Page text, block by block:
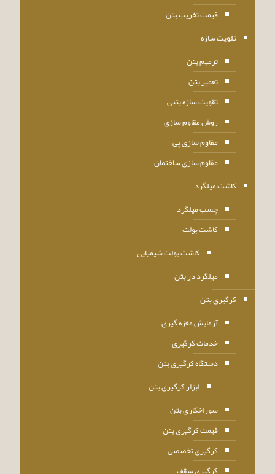
قیمت تخریب بتن
تقویت سازه
ترمیم بتن
تعمیر بتن
تقویت سازه بتنی
روش مقاوم سازی
مقاوم سازی پی
مقاوم سازی ساختمان
کاشت میلگرد
چسب میلگرد
کاشت بولت
کاشت بولت شیمیایی
میلگرد در بتن
کرگیری بتن
آزمایش مغزه گیری
خدمات کرگیری
دستگاه کرگیری بتن
ابزار کرگیری بتن
سوراخکاری بتن
قیمت کرگیری بتن
کرگیری تخصصی
کرگیری سقف